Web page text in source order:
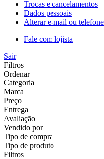
Trocas e cancelamentos
Dados pessoais
Alterar e-mail ou telefone
Fale com lojista
Sair
Filtros
Ordenar
Categoria
Marca
Preço
Entrega
Avaliação
Vendido por
Tipo de compra
Tipo de produto
Filtros